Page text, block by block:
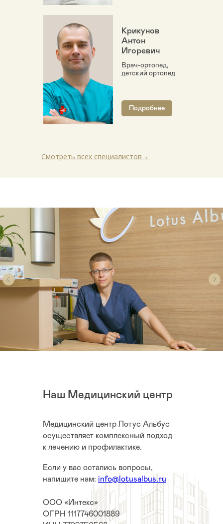
Крикунов
Антон
Игоревич
Врач-ортопед,
детский ортопед
Подробнее
Смотреть всех специалистов →
ООО «Интекс»
ОГРН 1117746001889
Медицинский центр Лотус Альбус
осуществляет комплексный подход
к лечению и профилактике.
Если у вас остались вопросы,
напишите нам: info@lotusalbus.ru
Наш Медицинский центр